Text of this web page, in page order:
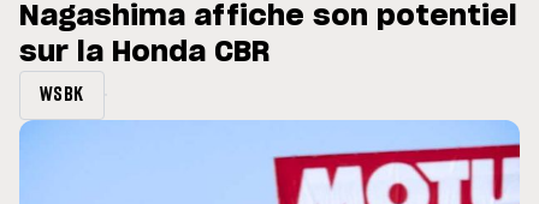
du GP de Grande-
Nagashima affiche son potentiel
sur la Honda CBR
WSBK